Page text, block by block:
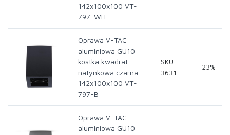
142x100x100 VT-
797-WH
Oprawa V-TAC
aluminiowa GU10
kostka kwadrat
natynkowa czarna
142x100x100 VT-
797-B
SKU
3631
23%
Oprawa V-TAC
aluminiowa GU10